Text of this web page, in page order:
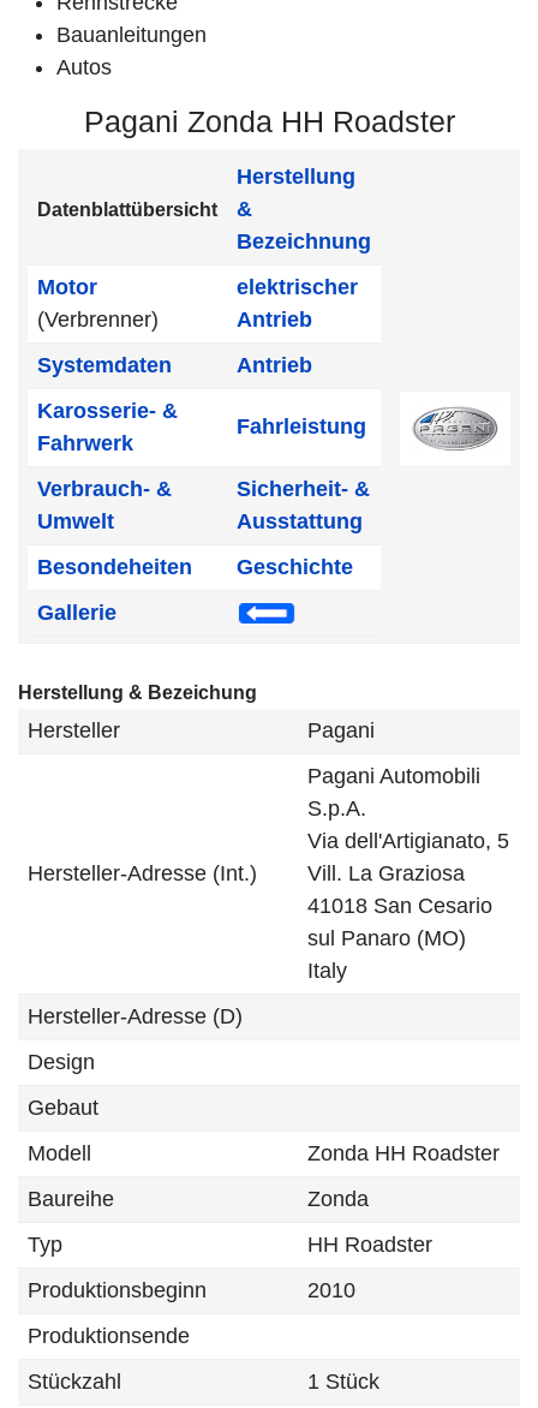
Bauanleitungen
Autos
Pagani Zonda HH Roadster
Datenblattübersicht
Herstellung
&
Bezeichnung
Motor
(Verbrenner)
elektrischer
Antrieb
Systemdaten
Antrieb
Karosserie- &
Fahrwerk
Fahrleistung
Verbrauch- &
Umwelt
Sicherheit- &
Ausstattung
Besondeheiten
Geschichte
Gallerie
Herstellung & Bezeichung
Hersteller Pagani
Hersteller-Adresse (Int.)
Pagani Automobili
S.p.A.
Via dell'Artigianato, 5
Vill. La Graziosa
41018 San Cesario
sul Panaro (MO)
Italy
Hersteller-Adresse (D)
Design
Gebaut
Modell
Zonda HH Roadster
Baureihe
Zonda
Typ
HH Roadster
Produktionsbeginn
2010
Produktionsende
Stückzahl
1 Stück